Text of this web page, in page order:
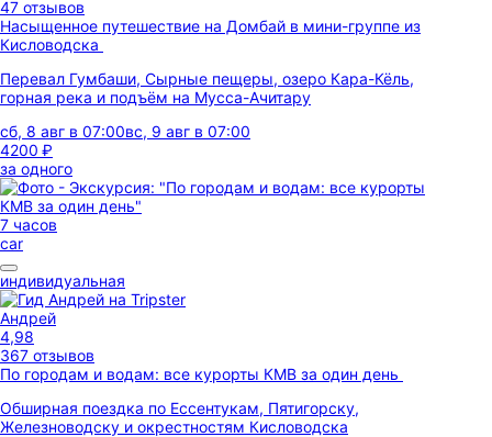
47 отзывов
Насыщенное путешествие на Домбай в мини-группе из
Кисловодска
Перевал Гумбаши, Сырные пещеры, озеро Кара-Кёль,
горная река и подъём на Мусса-Ачитару
сб, 8 авг в 07:00вс, 9 авг в 07:00
4200 ₽
за одного
7 часов
car
индивидуальная
Андрей
4,98
367 отзывов
По городам и водам: все курорты КМВ за один день
Обширная поездка по Ессентукам, Пятигорску,
Железноводску и окрестностям Кисловодска